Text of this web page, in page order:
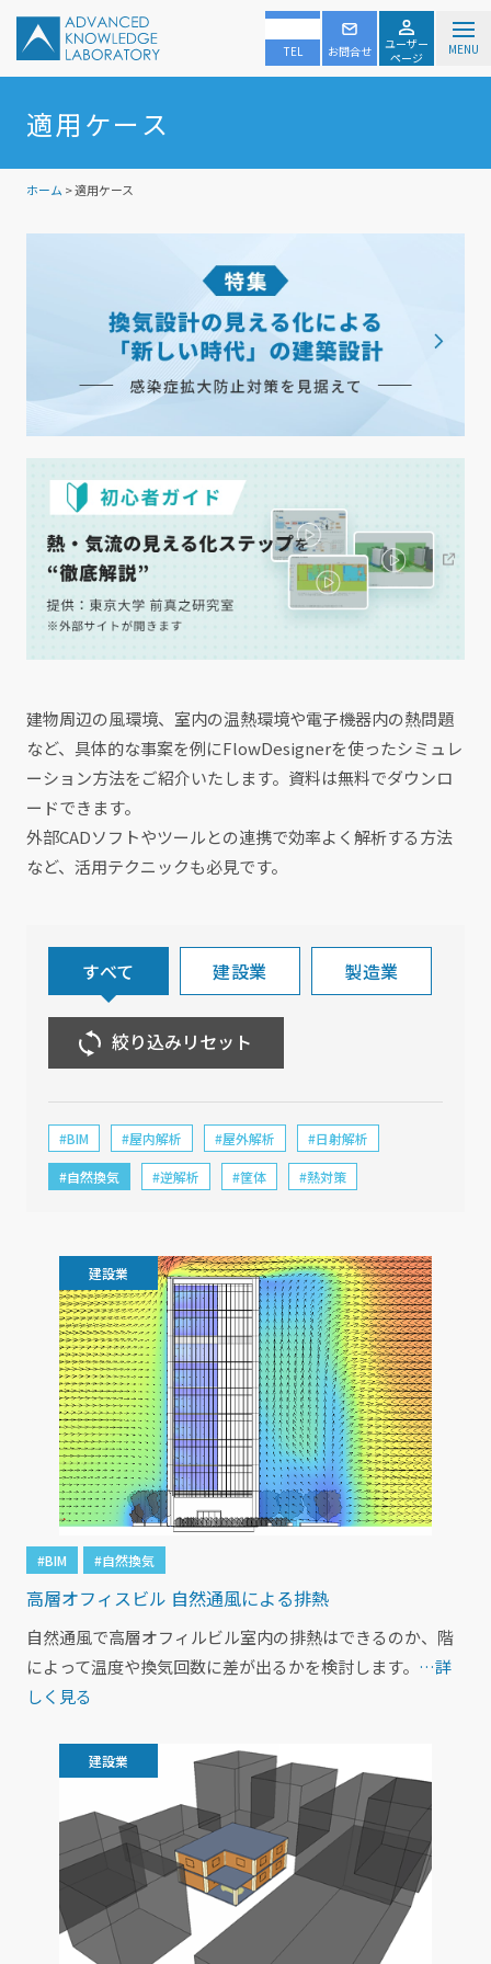
TEL お問合せ
ユーザー
ページ
MENU
適用ケース
ホーム > 適用ケース
建物周辺の風環境、室内の温熱環境や電子機器内の熱問題
など、具体的な事案を例にFlowDesignerを使ったシミュレ
ーション方法をご紹介いたします。資料は無料でダウンロ
ードできます。
外部CADソフトやツールとの連携で効率よく解析する方法
など、活用テクニックも必見です。
すべて 建設業 製造業
絞り込みリセット
#BIM #屋内解析 #屋外解析 #日射解析
#自然換気 #逆解析 #筐体 #熱対策
建設業
#BIM #自然換気
高層オフィスビル 自然通風による排熱
自然通風で高層オフィルビル室内の排熱はできるのか、階
によって温度や換気回数に差が出るかを検討します。 …詳
しく見る
建設業